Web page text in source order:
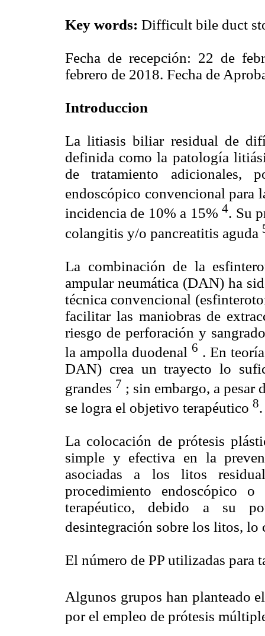
Key words: Difficult bile duct
Fecha de recepción: 22 de
febrero de 2018. Fecha de
Introduccion
La litiasis biliar residual de
definida como la patología
de tratamiento adicionales,
endoscópico convencional para
incidencia de 10% a 15%4. Su
colangitis y/o pancreatitis aguda
La combinación de la
ampular neumática (DAN) ha
técnica convencional
facilitar las maniobras de
riesgo de perforación y
la ampolla duodenal 6 . En
DAN) crea un trayecto lo
grandes 7 ; sin embargo, a pesar
se logra el objetivo terapéutico 8.
La colocación de prótesis
simple y efectiva en la
asociadas a los litos
procedimiento endoscópico
terapéutico, debido a su
desintegración sobre los litos,
El número de PP utilizadas para
Algunos grupos han planteado
por el empleo de prótesis